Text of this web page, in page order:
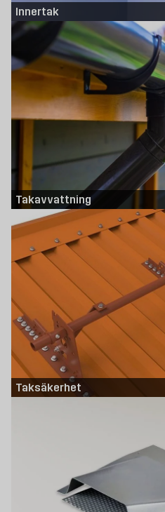
Innertak
Takavvattning
Taksäkerhet